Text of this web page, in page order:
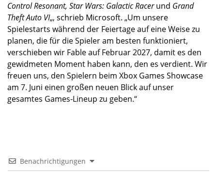
Control Resonant, Star Wars: Galactic Racerund Grand
Theft Auto VI„, schrieb Microsoft. „Um unsere
Spielestarts während der Feiertage auf eine Weise zu
planen, die für die Spieler am besten funktioniert,
verschieben wir Fable auf Februar 2027, damit es den
gewidmeten Moment haben kann, den es verdient. Wir
freuen uns, den Spielern beim Xbox Games Showcase
am 7. Juni einen großen neuen Blick auf unser
gesamtes Games-Lineup zu geben.“
Benachrichtigungen